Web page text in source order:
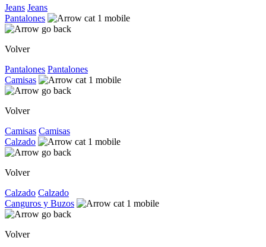
Jeans Jeans
Pantalones
Volver
Pantalones Pantalones
Camisas
Volver
Camisas Camisas
Calzado
Volver
Calzado Calzado
Canguros y Buzos
Volver